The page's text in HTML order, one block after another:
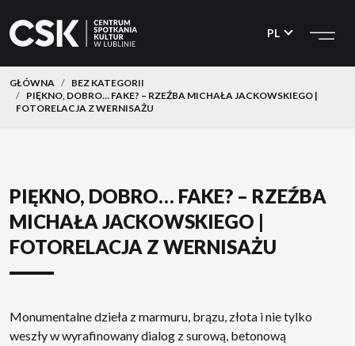
CSK
do
menu
do
treści
PL
GŁÓWNA
BEZ KATEGORII
PIĘKNO, DOBRO… FAKE? – RZEŹBA MICHAŁA JACKOWSKIEGO |
FOTORELACJA Z WERNISAŻU
PIĘKNO, DOBRO… FAKE? – RZEŹBA
MICHAŁA JACKOWSKIEGO |
FOTORELACJA Z WERNISAŻU
Monumentalne dzieła z marmuru, brązu, złota i nie tylko
weszły w wyrafinowany dialog z surową, betonową